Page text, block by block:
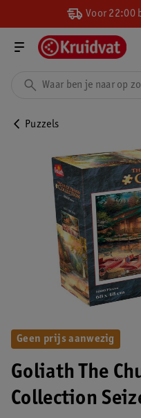
Voor 22:00
Puzzels
Goliath The
Collection
Geen prijs aanwezig